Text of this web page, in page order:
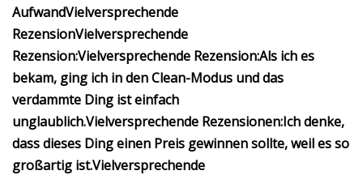
AufwandVielversprechende
RezensionVielversprechende
Rezension:Vielversprechende Rezension:Als ich es
bekam, ging ich in den Clean-Modus und das
verdammte Ding ist einfach
unglaublich.Vielversprechende Rezensionen:Ich denke,
dass dieses Ding einen Preis gewinnen sollte, weil es so
großartig ist.Vielversprechende